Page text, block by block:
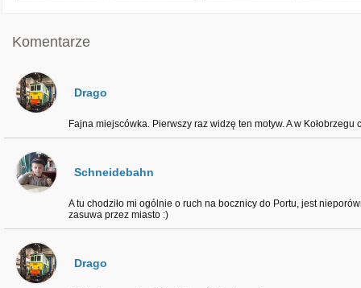
Komentarze
Drago
Fajna miejscówka. Pierwszy raz widzę ten motyw. A w Kołobrzegu
Schneidebahn
A tu chodziło mi ogólnie o ruch na bocznicy do Portu, jest
zasuwa przez miasto :)
Drago